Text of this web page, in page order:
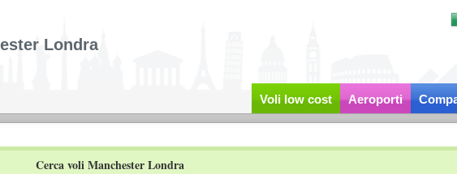
Londra
Voli low cost Aeroporti
Cerca voli Manchester Londra